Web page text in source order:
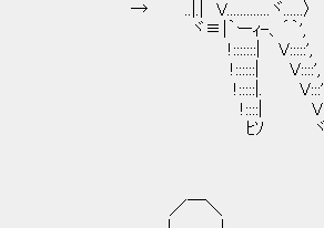
→ ..|.| V.............ヾ......〉
ヾ≡|｀ーｨ-、´｀',
!:::::::| V:::::',
!::::::| V::::',
!:::::|. V:::',
!::::|
ﾋｿ ヾ
／￣＼